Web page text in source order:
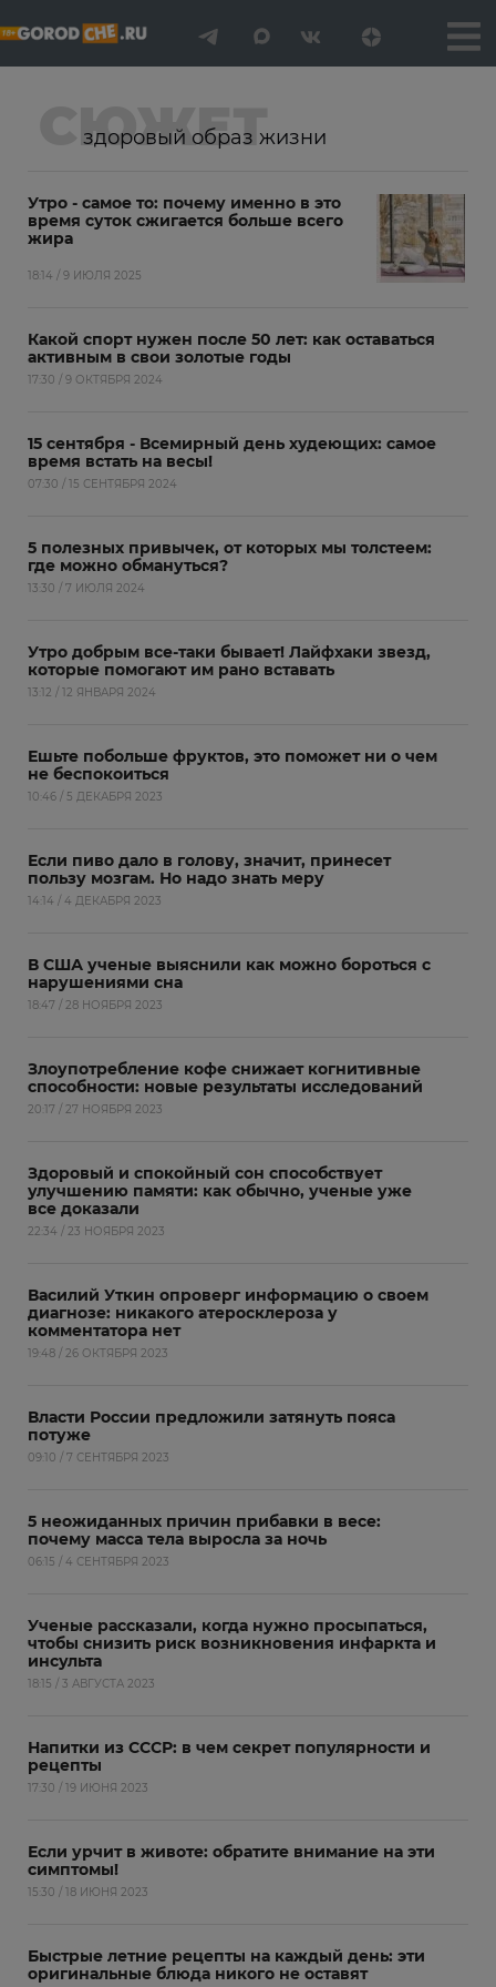
СЮЖЕТ
здоровый образ жизни
Утро - самое то: почему именно в это
время суток сжигается больше всего
жира
18:14 / 9 ИЮЛЯ 2025
Какой спорт нужен после 50 лет: как оставаться
активным в свои золотые годы
17:30 / 9 ОКТЯБРЯ 2024
15 сентября - Всемирный день худеющих: самое
время встать на весы!
07:30 / 15 СЕНТЯБРЯ 2024
5 полезных привычек, от которых мы толстеем:
где можно обмануться?
13:30 / 7 ИЮЛЯ 2024
Утро добрым все-таки бывает! Лайфхаки звезд,
которые помогают им рано вставать
13:12 / 12 ЯНВАРЯ 2024
Ешьте побольше фруктов, это поможет ни о чем
не беспокоиться
10:46 / 5 ДЕКАБРЯ 2023
Если пиво дало в голову, значит, принесет
пользу мозгам. Но надо знать меру
14:14 / 4 ДЕКАБРЯ 2023
В США ученые выяснили как можно бороться с
нарушениями сна
18:47 / 28 НОЯБРЯ 2023
Злоупотребление кофе снижает когнитивные
способности: новые результаты исследований
20:17 / 27 НОЯБРЯ 2023
Здоровый и спокойный сон способствует
улучшению памяти: как обычно, ученые уже
все доказали
22:34 / 23 НОЯБРЯ 2023
Василий Уткин опроверг информацию о своем
диагнозе: никакого атеросклероза у
комментатора нет
19:48 / 26 ОКТЯБРЯ 2023
Власти России предложили затянуть пояса
потуже
09:10 / 7 СЕНТЯБРЯ 2023
5 неожиданных причин прибавки в весе:
почему масса тела выросла за ночь
06:15 / 4 СЕНТЯБРЯ 2023
Ученые рассказали, когда нужно просыпаться,
чтобы снизить риск возникновения инфаркта и
инсульта
18:15 / 3 АВГУСТА 2023
Напитки из СССР: в чем секрет популярности и
рецепты
17:30 / 19 ИЮНЯ 2023
Если урчит в животе: обратите внимание на эти
симптомы!
15:30 / 18 ИЮНЯ 2023
Быстрые летние рецепты на каждый день: эти
оригинальные блюда никого не оставят